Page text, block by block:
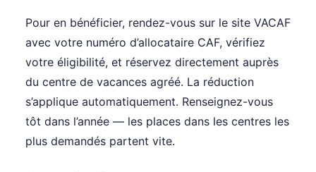
Pour en bénéficier, rendez-vous sur le site VACAF
avec votre numéro d’allocataire CAF, vérifiez
votre éligibilité, et réservez directement auprès
du centre de vacances agréé. La réduction
s’applique automatiquement. Renseignez-vous
tôt dans l’année — les places dans les centres les
plus demandés partent vite.